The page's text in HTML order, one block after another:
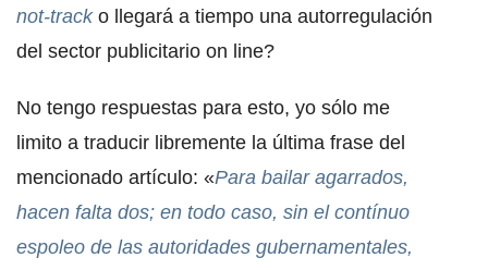
not-tracko llegará a tiempo una autorregulación
del sector publicitario on line?
No tengo respuestas para esto, yo sólo me
limito a traducir libremente la última frase del
mencionado artículo: «Para bailar agarrados,
hacen falta dos; en todo caso, sin el contínuo
espoleo de las autoridades gubernamentales,